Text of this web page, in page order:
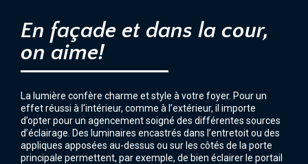
En façade et dans la cour,
on aime!
La lumière confère charme et style à votre foyer. Pour un
effet réussi à l’intérieur, comme à l’extérieur, il importe
d’opter pour un agencement soigné des différentes sources
d’éclairage. Des luminaires encastrés dans l’entretoit ou des
appliques apposées au-dessus ou sur les côtés de la porte
principale permettent, par exemple, de bien éclairer le portail